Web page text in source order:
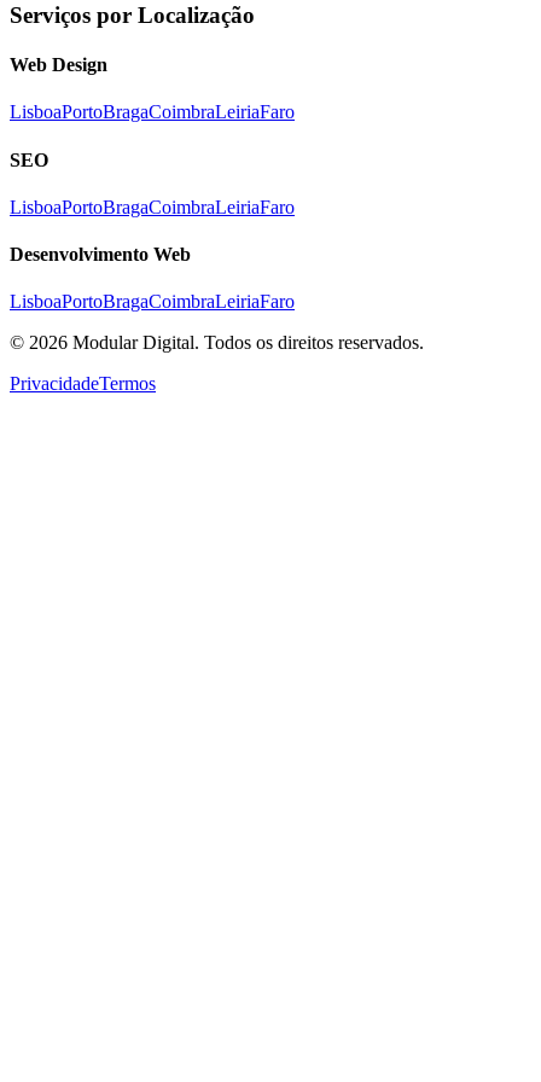
Serviços por Localização
Web Design
LisboaPortoBragaCoimbraLeiriaFaro
SEO
LisboaPortoBragaCoimbraLeiriaFaro
Desenvolvimento Web
LisboaPortoBragaCoimbraLeiriaFaro
© 2026 Modular Digital. Todos os direitos reservados.
PrivacidadeTermos